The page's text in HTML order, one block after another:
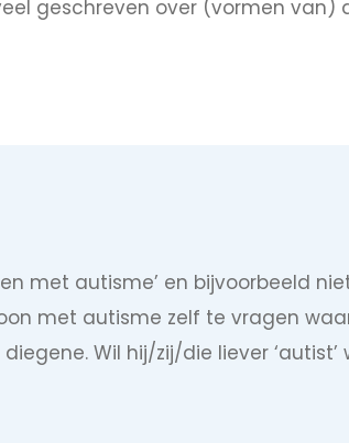
geschreven over (vormen van)
met autisme’ en bijvoorbeeld
met autisme zelf te vragen
Wil hij/zij/die liever ‘autist’